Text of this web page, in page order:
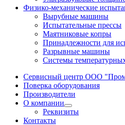
Физико-механические
Вырубные машины
Испытательные прессы
Маятниковые копры
Принадлежности для
Разрывные машины
Системы
Сервисный центр ООО
Поверка оборудования
Производители
О компании
Реквизиты
Контакты